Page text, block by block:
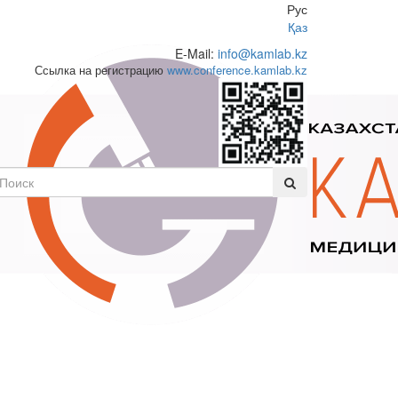
Рус
Қаз
E-Mail: info@kamlab.kz
Ссылка на регистрацию www.conference.kamlab.kz